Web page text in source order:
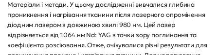
Матеріали і методи. У цьому дослідженні вивчалися глибина
проникнення і нагрівання тканини після лазерного опромінення
діодним лазером з довжиною хвилі 980 нм. Цей лазер
відрізняється від 1064 нм Nd: YAG з точки зору поглинання та
коефіцієнта розсіювання. Отже, очікувалися різні результати для